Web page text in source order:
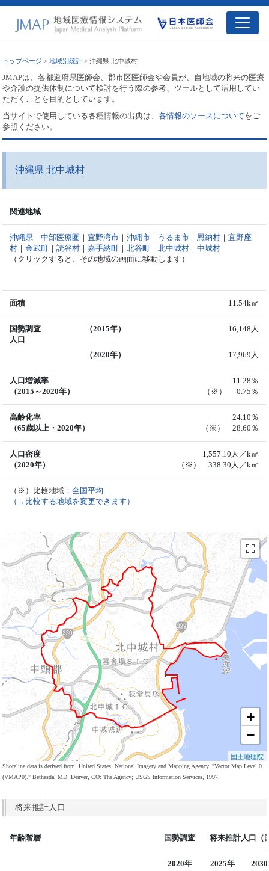
トップページ >地域別統計 > 沖縄県 北中城村
JMAPは、各都道府県医師会、郡市区医師会や会員が、自地域の将来の医療
や介護の提供体制について検討を行う際の参考、ツールとして活用してい
ただくことを目的としています。
当サイトで使用している各種情報の出典は、各情報のソースについてをご
参照ください。
沖縄県 北中城村
関連地域
沖縄県 ｜中部医療圏 ｜宜野湾市 ｜沖縄市 ｜ うるま市 ｜ 恩納村 ｜宜野座
村 ｜金武町 ｜読谷村 ｜嘉手納町 ｜北谷町 ｜北中城村 ｜中城村
（クリックすると、その地域の画面に移動します）
面積 11.54k㎡
国勢調査
人口
（2015年） 16,148人
（2020年） 17,969人
人口増減率
（2015～2020年）
11.28％
（※） -0.75％
高齢化率
（65歳以上・2020年）
24.10％
（※） 28.60％
人口密度
（2020年）
1,557.10人／k㎡
（※） 338.30人／k㎡
（※）比較地域：全国平均
（→比較する地域を変更できます）
+
−
国土地理院
Shoreline data is derived from: United States. National Imagery and Mapping Agency. "Vector Map Level 0
(VMAP0)." Bethesda, MD: Denver, CO: The Agency; USGS Information Services, 1997.
将来推計人口
年齢階層 国勢調査 将来推計人口（
2020年 2025年